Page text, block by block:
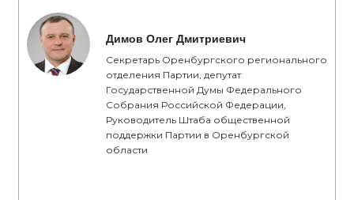
Димов Олег Дмитриевич
Секретарь Оренбургского регионального
отделения Партии, депутат
Государственной Думы Федерального
Собрания Российской Федерации,
Руководитель Штаба общественной
поддержки Партии в Оренбургской
области